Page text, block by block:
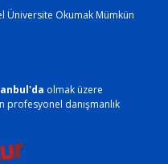
Üniversite Okumak Mümkün
olmak üzere
profesyonel danışmanlık